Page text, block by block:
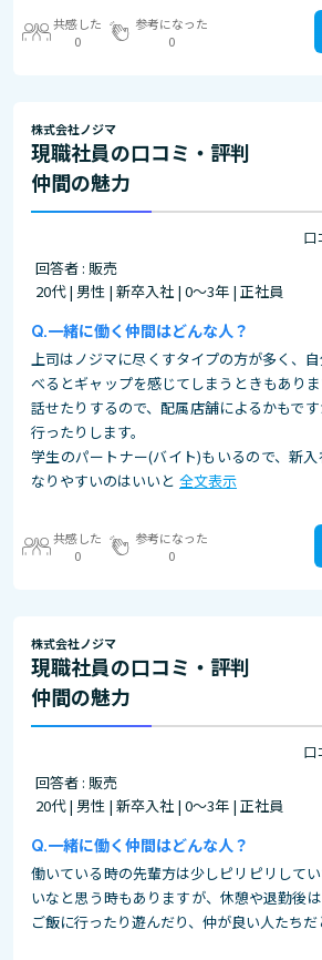
共感した
0
参考になった
0
株式会社ノジマ
現職社員の口コミ・評判
仲間の魅力
口
回答者 : 販売
20代 | 男性 | 新卒入社 | 0～3年 | 正社員
一緒に働く仲間はどんな人？
上司はノジマに尽くすタイプの方が多く、
べるとギャップを感じてしまうときもあり
話せたりするので、配属店舗によるかもで
行ったりします。
学生のパートナー(バイト)もいるので、新
なりやすいのはいいと 全文表示
共感した
0
参考になった
0
株式会社ノジマ
現職社員の口コミ・評判
仲間の魅力
口
回答者 : 販売
20代 | 男性 | 新卒入社 | 0～3年 | 正社員
一緒に働く仲間はどんな人？
働いている時の先輩方は少しピリピリして
いなと思う時もありますが、休憩や退勤後は
ご飯に行ったり遊んだり、仲が良い人たちだ